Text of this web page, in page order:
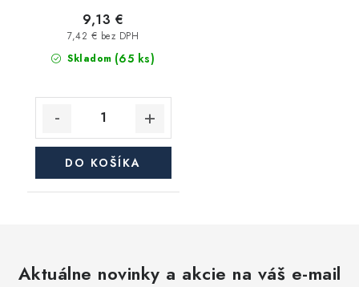
Skladom (65 ks)
7,42 € bez DPH
9,13 €
DO KOŠÍKA
Aktuálne novinky a akcie na váš e-mail